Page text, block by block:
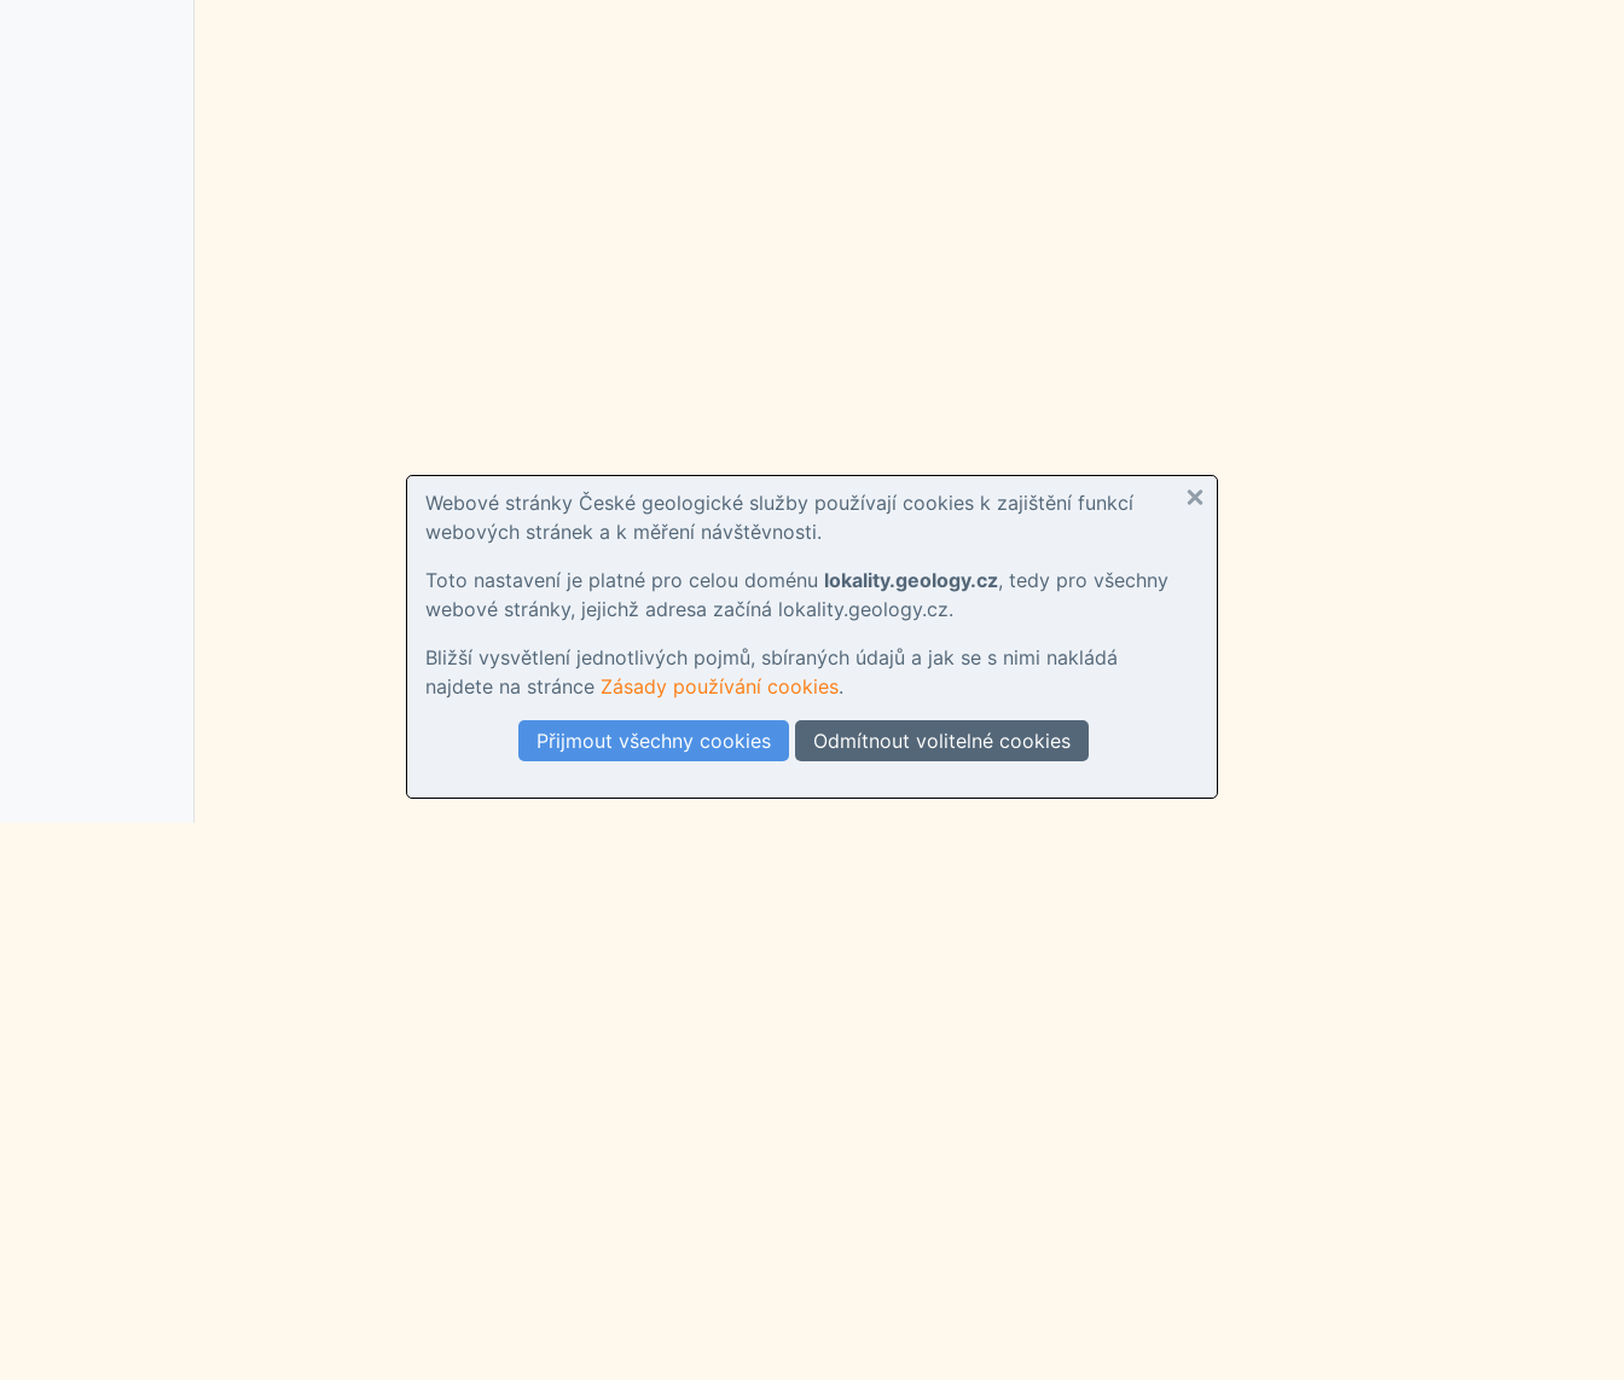
Webové stránky České geologické služby používají cookies k zajištění funkcí
webových stránek a k měření návštěvnosti.
Toto nastavení je platné pro celou doménu lokality.geology.cz, tedy pro všechny
webové stránky, jejichž adresa začíná lokality.geology.cz.
Bližší vysvětlení jednotlivých pojmů, sbíraných údajů a jak se s nimi nakládá
najdete na stránce Zásady používání cookies.
Přijmout všechny cookies Odmítnout volitelné cookies